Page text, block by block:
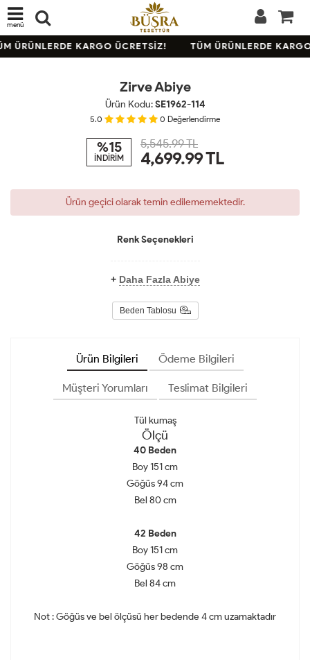
menü
ÜRÜNLERDE KARGO ÜCRETSİZ! TÜM ÜRÜNLERDE
TÜKENDİ
Zirve Abiye
Ürün Kodu:SE1962-114
5.0 0 Değerlendirme
%15
İNDİRİM
5,545.99 TL
4,699.99TL
Ürün geçici olarak temin edilememektedir.
Renk Seçenekleri
+ Daha Fazla Abiye
Beden Tablosu
Ürün Bilgileri Ödeme Bilgileri
Müşteri Yorumları Teslimat Bilgileri
Tül kumaş
Ölçü
40 Beden
Boy 151 cm
Göğüs 94 cm
Bel 80 cm
42 Beden
Boy 151 cm
Göğüs 98 cm
Bel 84 cm
Not : Göğüs ve bel ölçüsü her bedende 4 cm uzamaktadır